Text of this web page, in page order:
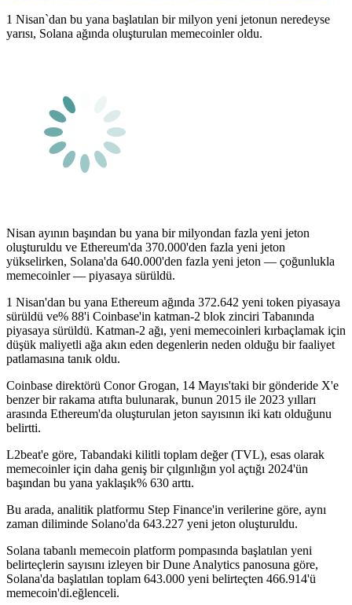
1 Nisan`dan bu yana başlatılan bir milyon yeni jetonun neredeyse
yarısı, Solana ağında oluşturulan memecoinler oldu.
Nisan ayının başından bu yana bir milyondan fazla yeni jeton
oluşturuldu ve Ethereum'da 370.000'den fazla yeni jeton
yükselirken, Solana'da 640.000'den fazla yeni jeton — çoğunlukla
memecoinler — piyasaya sürüldü.
1 Nisan'dan bu yana Ethereum ağında 372.642 yeni token piyasaya
sürüldü ve% 88'i Coinbase'in katman-2 blok zinciri Tabanında
piyasaya sürüldü. Katman-2 ağı, yeni memecoinleri kırbaçlamak için
düşük maliyetli ağa akın eden degenlerin neden olduğu bir faaliyet
patlamasına tanık oldu.
Coinbase direktörü Conor Grogan, 14 Mayıs'taki bir gönderide X'e
benzer bir rakama atıfta bulunarak, bunun 2015 ile 2023 yılları
arasında Ethereum'da oluşturulan jeton sayısının iki katı olduğunu
belirtti.
L2beat'e göre, Tabandaki kilitli toplam değer (TVL), esas olarak
memecoinler için daha geniş bir çılgınlığın yol açtığı 2024'ün
başından bu yana yaklaşık% 630 arttı.
Bu arada, analitik platformu Step Finance'in verilerine göre, aynı
zaman diliminde Solano'da 643.227 yeni jeton oluşturuldu.
Solana tabanlı memecoin platform pompasında başlatılan yeni
belirteçlerin sayısını izleyen bir Dune Analytics panosuna göre,
Solana'da başlatılan toplam 643.000 yeni belirteçten 466.914'ü
memecoin'di.eğlenceli.